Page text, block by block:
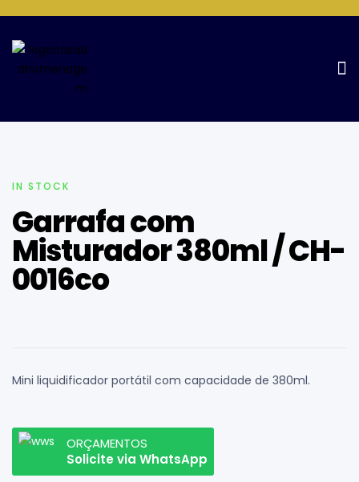
Home Page
IN STOCK
Garrafa com
Misturador 380ml / CH-
0016co
Mini liquidificador portátil com capacidade de 380ml.
ORÇAMENTOS
Solicite via WhatsApp